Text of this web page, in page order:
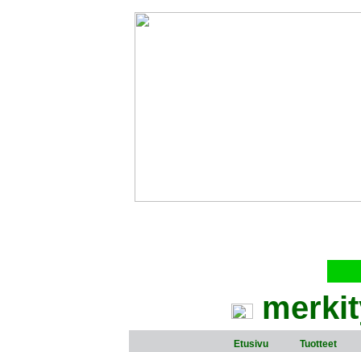
Etusivu Tuotteet